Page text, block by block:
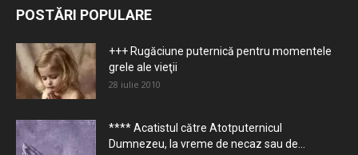
POSTĂRI POPULARE
+++ Rugăciune puternică pentru momentele
grele ale vieţii
28 iulie 2010
**** Acatistul către Atotputernicul
Dumnezeu, la vreme de necaz sau de...